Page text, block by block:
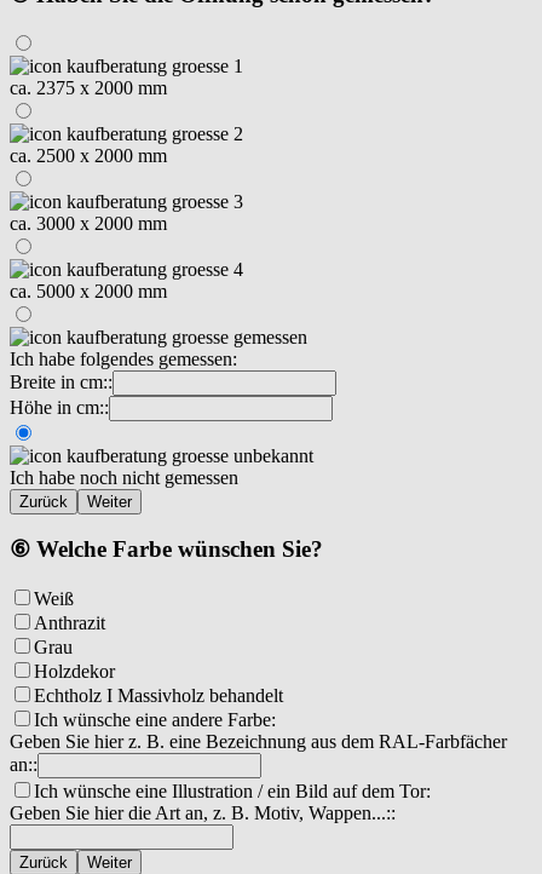
ca. 2375 x 2000 mm
ca. 2500 x 2000 mm
ca. 3000 x 2000 mm
ca. 5000 x 2000 mm
Ich habe folgendes gemessen:
Breite in cm::
Höhe in cm::
Ich habe noch nicht gemessen
Zurück Weiter
⑥ Welche Farbe wünschen Sie?
Weiß
Anthrazit
Grau
Holzdekor
Echtholz I Massivholz behandelt
Ich wünsche eine andere Farbe:
Geben Sie hier z. B. eine Bezeichnung aus dem RAL-Farbfächer
an::
Ich wünsche eine Illustration / ein Bild auf dem Tor:
Geben Sie hier die Art an, z. B. Motiv, Wappen...::
Zurück Weiter